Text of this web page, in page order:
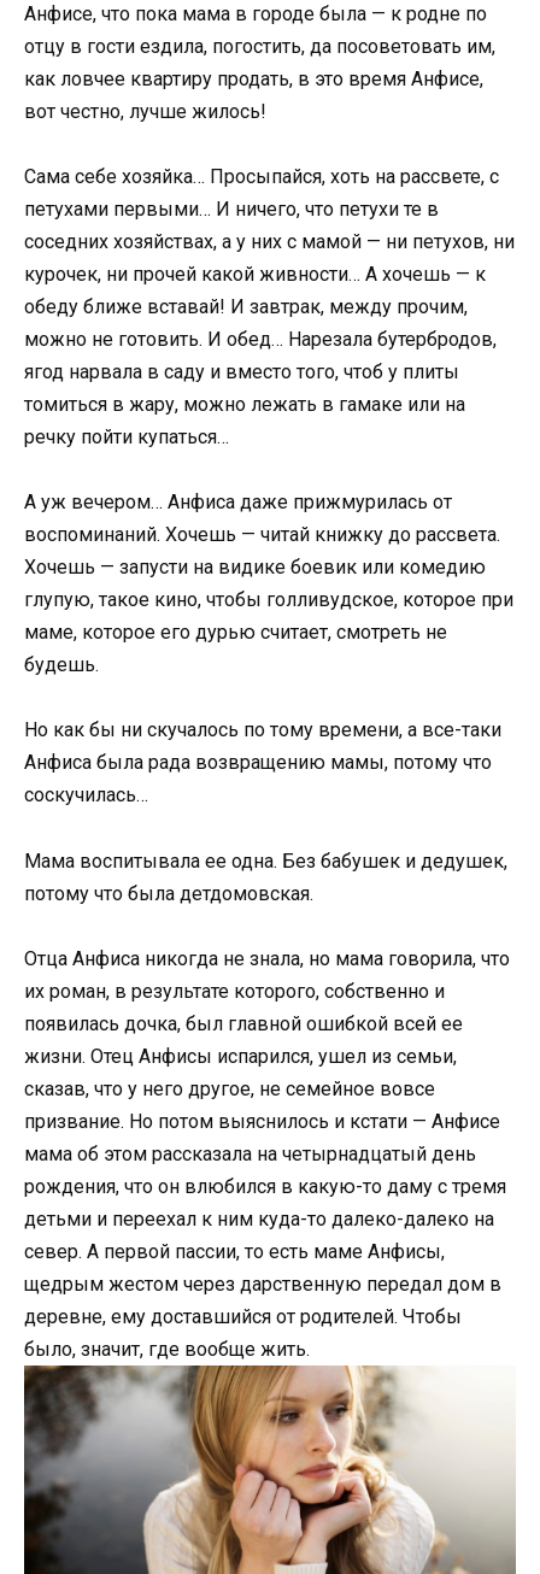
Анфисе, что пока мама в городе была — к родне по
отцу в гости ездила, погостить, да посоветовать им,
как ловчее квартиру продать, в это время Анфисе,
вот честно, лучше жилось!
Сама себе хозяйка… Просыпайся, хоть на рассвете, с
петухами первыми… И ничего, что петухи те в
соседних хозяйствах, а у них с мамой — ни петухов, ни
курочек, ни прочей какой живности… А хочешь — к
обеду ближе вставай! И завтрак, между прочим,
можно не готовить. И обед… Нарезала бутербродов,
ягод нарвала в саду и вместо того, чтоб у плиты
томиться в жару, можно лежать в гамаке или на
речку пойти купаться…
А уж вечером… Анфиса даже прижмурилась от
воспоминаний. Хочешь — читай книжку до рассвета.
Хочешь — запусти на видике боевик или комедию
глупую, такое кино, чтобы голливудское, которое при
маме, которое его дурью считает, смотреть не
будешь.
Но как бы ни скучалось по тому времени, а все-таки
Анфиса была рада возвращению мамы, потому что
соскучилась…
Мама воспитывала ее одна. Без бабушек и дедушек,
потому что была детдомовская.
Отца Анфиса никогда не знала, но мама говорила, что
их роман, в результате которого, собственно и
появилась дочка, был главной ошибкой всей ее
жизни. Отец Анфисы испарился, ушел из семьи,
сказав, что у него другое, не семейное вовсе
призвание. Но потом выяснилось и кстати — Анфисе
мама об этом рассказала на четырнадцатый день
рождения, что он влюбился в какую-то даму с тремя
детьми и переехал к ним куда-то далеко-далеко на
север. А первой пассии, то есть маме Анфисы,
щедрым жестом через дарственную передал дом в
деревне, ему доставшийся от родителей. Чтобы
было, значит, где вообще жить.